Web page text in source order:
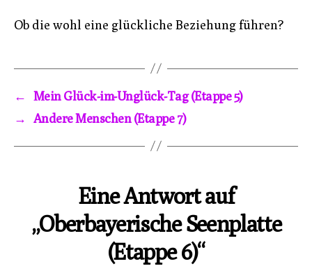
Ob die wohl eine glückliche Beziehung führen?
←
Mein Glück-im-Unglück-Tag (Etappe 5)
→
Andere Menschen (Etappe 7)
Eine Antwort auf
„Oberbayerische Seenplatte
(Etappe 6)“